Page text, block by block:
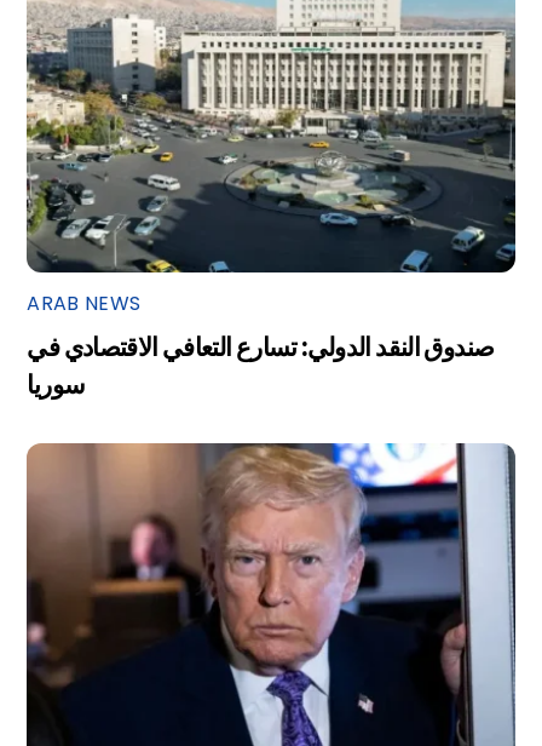
ARAB NEWS
صندوق النقد الدولي: تسارع التعافي الاقتصادي في
سوريا